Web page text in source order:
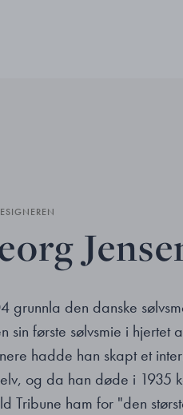
grunnla den danske
sin første sølvsmie i hjertet
hadde han skapt et
og da han døde i 1935
Tribune ham for "den